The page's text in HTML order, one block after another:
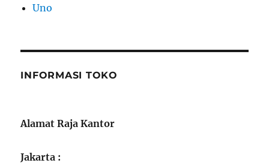
Uno
INFORMASI TOKO
Alamat Raja Kantor
Jakarta :